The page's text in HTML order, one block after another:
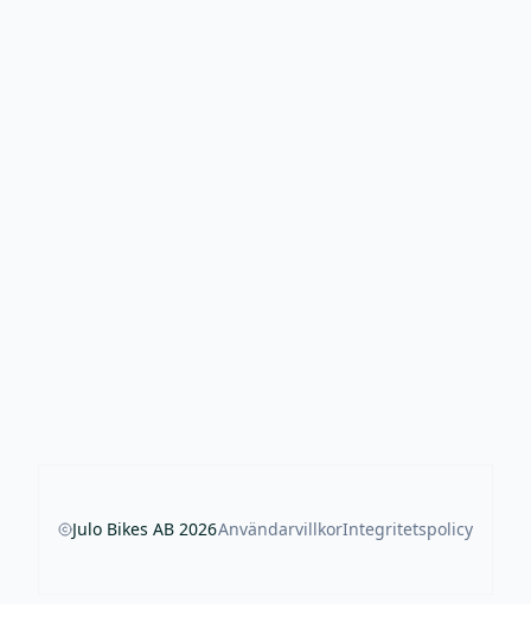
Julo Bikes AB 2026AnvändarvillkorIntegritetspolicy